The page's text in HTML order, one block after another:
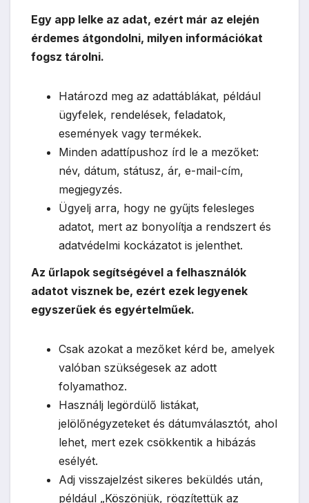
Egy app lelke az adat, ezért már az elején
érdemes átgondolni, milyen információkat
fogsz tárolni.
Határozd meg az adattáblákat, például
ügyfelek, rendelések, feladatok,
események vagy termékek.
Minden adattípushoz írd le a mezőket:
név, dátum, státusz, ár, e-mail-cím,
megjegyzés.
Ügyelj arra, hogy ne gyűjts felesleges
adatot, mert az bonyolítja a rendszert és
adatvédelmi kockázatot is jelenthet.
Az űrlapok segítségével a felhasználók
adatot visznek be, ezért ezek legyenek
egyszerűek és egyértelműek.
Csak azokat a mezőket kérd be, amelyek
valóban szükségesek az adott
folyamathoz.
Használj legördülő listákat,
jelölőnégyzeteket és dátumválasztót, ahol
lehet, mert ezek csökkentik a hibázás
esélyét.
Adj visszajelzést sikeres beküldés után,
például „Köszönjük, rögzítettük az